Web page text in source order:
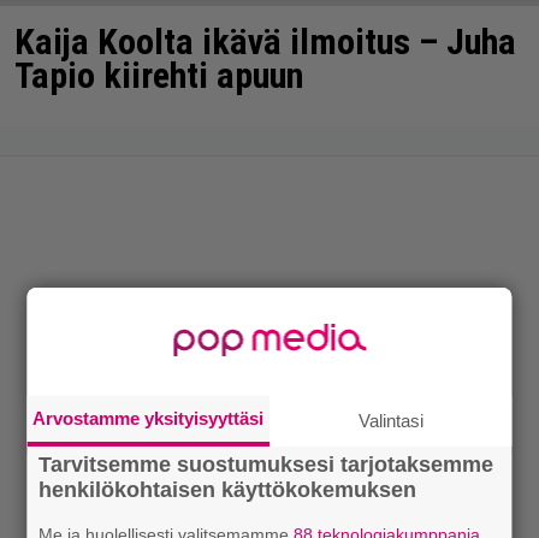
Kaija Koolta ikävä ilmoitus – Juha
Tapio kiirehti apuun
Arvostamme yksityisyyttäsi Valintasi
Tarvitsemme suostumuksesi tarjotaksemme
henkilökohtaisen käyttökokemuksen